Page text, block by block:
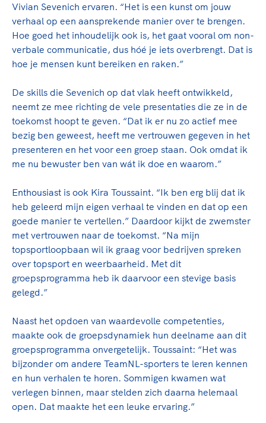
Lees verder
Vivian Sevenich ervaren. “Het is een kunst om jouw
verhaal op een aansprekende manier over te brengen.
Hoe goed het inhoudelijk ook is, het gaat vooral om non-
verbale communicatie, dus hóé je iets overbrengt. Dat is
hoe je mensen kunt bereiken en raken.”
De skills die Sevenich op dat vlak heeft ontwikkeld,
neemt ze mee richting de vele presentaties die ze in de
toekomst hoopt te geven. “Dat ik er nu zo actief mee
bezig ben geweest, heeft me vertrouwen gegeven in het
presenteren en het voor een groep staan. Ook omdat ik
me nu bewuster ben van wát ik doe en waarom.”
Enthousiast is ook Kira Toussaint. “Ik ben erg blij dat ik
heb geleerd mijn eigen verhaal te vinden en dat op een
goede manier te vertellen.” Daardoor kijkt de zwemster
met vertrouwen naar de toekomst. “Na mijn
topsportloopbaan wil ik graag voor bedrijven spreken
over topsport en weerbaarheid. Met dit
groepsprogramma heb ik daarvoor een stevige basis
gelegd.”
Naast het opdoen van waardevolle competenties,
maakte ook de groepsdynamiek hun deelname aan dit
groepsprogramma onvergetelijk. Toussaint: “Het was
bijzonder om andere TeamNL-sporters te leren kennen
en hun verhalen te horen. Sommigen kwamen wat
verlegen binnen, maar stelden zich daarna helemaal
open. Dat maakte het een leuke ervaring.”